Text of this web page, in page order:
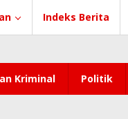
Indeks Berita
Kriminal Politik